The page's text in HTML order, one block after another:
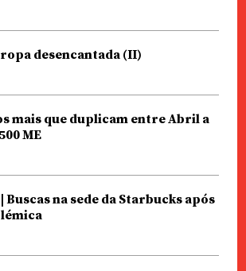
desencantada (II)
mais que duplicam entre Abril a
ME
Buscas na sede da Starbucks após